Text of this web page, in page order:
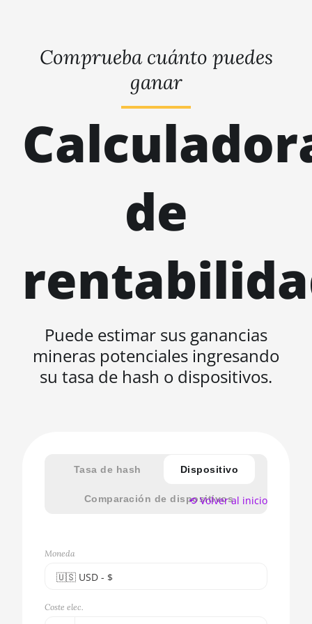
Comprueba cuánto puedes
ganar
de
Puede estimar sus ganancias
mineras potenciales ingresando
su tasa de hash o dispositivos.
Tasa de hash Dispositivo
Comparación de dispositivos
Moneda
🇺🇸ㅤ USD - $
🇪🇺ㅤ EUR - €
Coste elec.
⟲ Volver al inicio